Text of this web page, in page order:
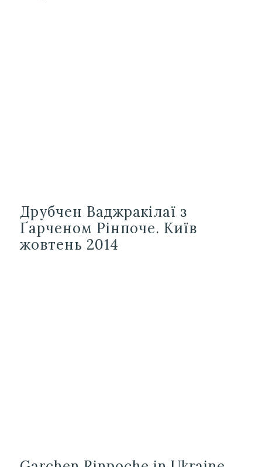
Друбчен Ваджракілаї з
Ґарченом Рінпоче. Київ
жовтень 2014